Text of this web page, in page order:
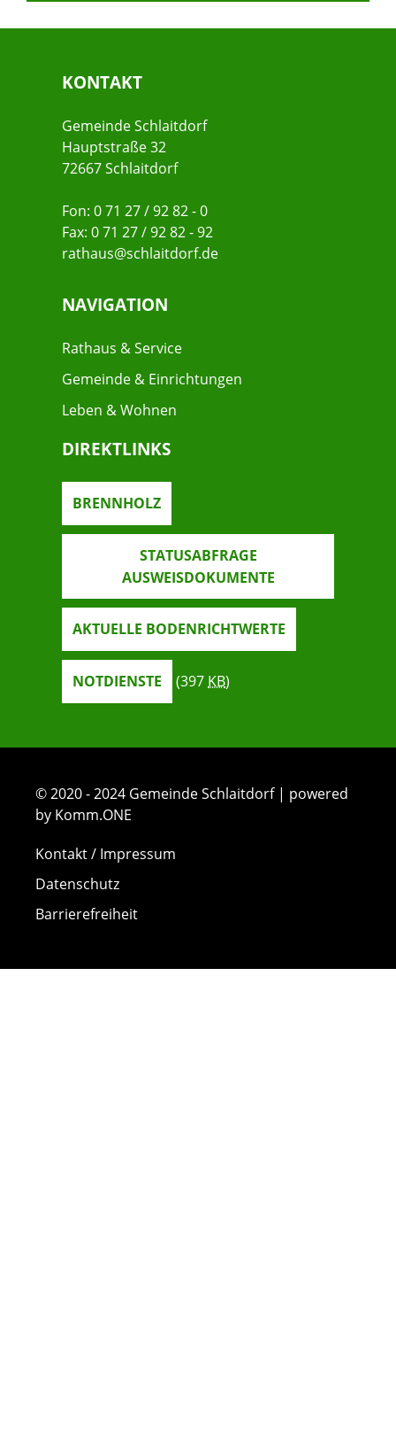
KONTAKT
Gemeinde Schlaitdorf
Hauptstraße 32
72667 Schlaitdorf
Fon: 0 71 27 / 92 82 - 0
Fax: 0 71 27 / 92 82 - 92
rathaus@schlaitdorf.de
NAVIGATION
Rathaus & Service
Gemeinde & Einrichtungen
Leben & Wohnen
DIREKTLINKS
BRENNHOLZ
STATUSABFRAGE
AUSWEISDOKUMENTE
AKTUELLE BODENRICHTWERTE
NOTDIENSTE (397 KB)
© 2020 - 2024 Gemeinde Schlaitdorf | powered
by Komm.ONE
Kontakt / Impressum
Datenschutz
Barrierefreiheit